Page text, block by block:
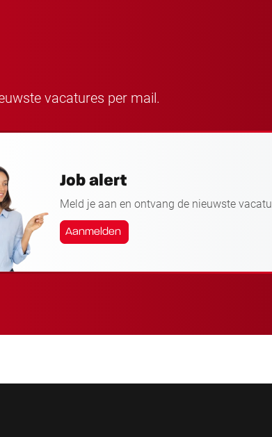
vacatures per mail.
Job alert
Meld je aan en ontvang de nieuwste
Aanmelden